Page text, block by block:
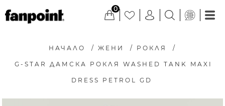
0
НАЧАЛО / ЖЕНИ / РОКЛЯ /
G-STAR ДАМСКА РОКЛЯ WASHED TANK MAXI
DRESS PETROL GD